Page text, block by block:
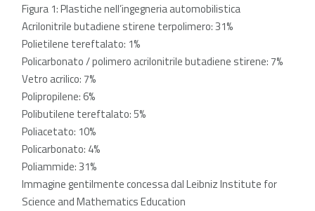
Figura 1: Plastiche nell’ingegneria automobilistica
Acrilonitrile butadiene stirene terpolimero: 31%
Polietilene tereftalato: 1%
Policarbonato / polimero acrilonitrile butadiene stirene: 7%
Vetro acrilico: 7%
Polipropilene: 6%
Polibutilene tereftalato: 5%
Poliacetato: 10%
Policarbonato: 4%
Poliammide: 31%
Immagine gentilmente concessa dal Leibniz Institute for
Science and Mathematics Education